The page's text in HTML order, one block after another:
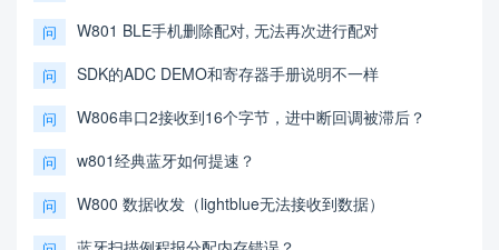
问 W801 BLE手机删除配对, 无法再次进行配对
问 SDK的ADC DEMO和寄存器手册说明不一样
问 W806串口2接收到16个字节，进中断回调被滞后？
问 w801经典蓝牙如何提速？
问 W800 数据收发（lightblue无法接收到数据）